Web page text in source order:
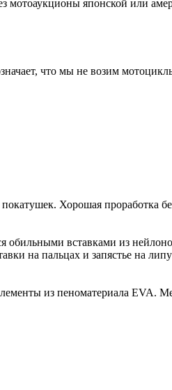
японской или
что мы не возим
Хорошая проработка
обильными вставками из
на пальцах и запястье на
из пеноматериала EVA.